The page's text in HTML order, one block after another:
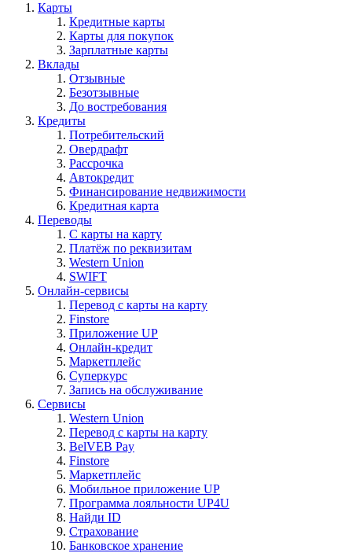
Карты
Кредитные карты
Карты для покупок
Зарплатные карты
Вклады
Отзывные
Безотзывные
До востребования
Кредиты
Потребительский
Овердрафт
Рассрочка
Автокредит
Финансирование недвижимости
Кредитная карта
Переводы
С карты на карту
Платёж по реквизитам
Western Union
SWIFT
Онлайн-сервисы
Перевод с карты на карту
Finstore
Приложение UP
Онлайн-кредит
Маркетплейс
Суперкурс
Запись на обслуживание
Сервисы
Western Union
Перевод с карты на карту
BelVEB Pay
Finstore
Маркетплейс
Мобильное приложение UP
Программа лояльности UP4U
Найди ID
Страхование
Банковское хранение